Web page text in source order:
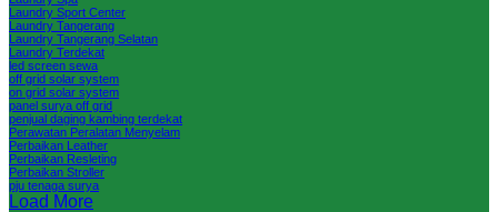
Laundry Sport Center
Laundry Tangerang
Laundry Tangerang Selatan
Laundry Terdekat
led screen sewa
off grid solar system
on grid solar system
panel surya off grid
penjual daging kambing terdekat
Perawatan Peralatan Menyelam
Perbaikan Leather
Perbaikan Resleting
Perbaikan Stroller
pju tenaga surya
Load More